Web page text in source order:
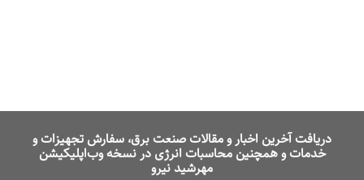
دریافت آخرین اخبار و مقالات صنعت برق، سفارش تجهیزات و
خدمات و همچنین محاسبات انرژی در نسخه وب‌اپلیکیشن
مهرشید نیرو